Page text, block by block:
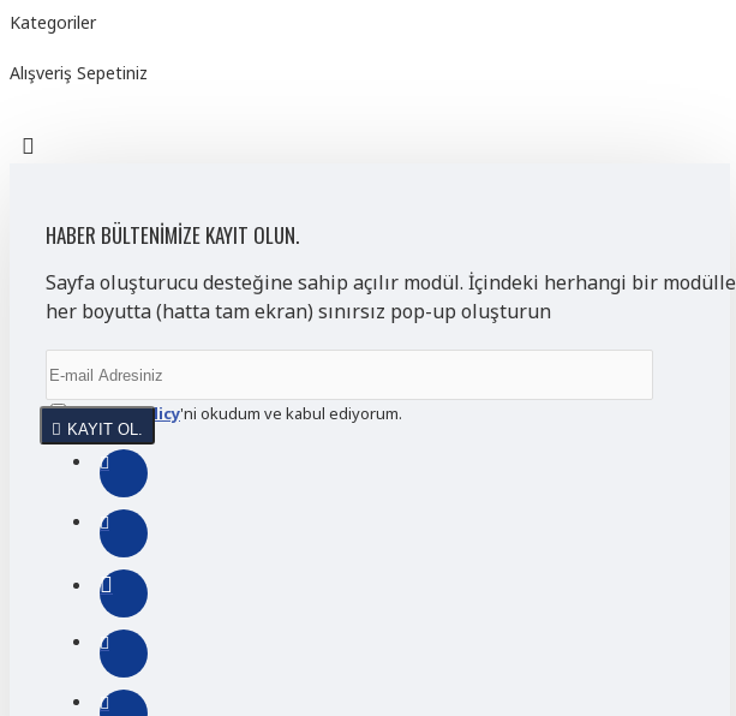
Kategoriler
Alışveriş Sepetiniz
HABER BÜLTENIMIZE KAYIT OLUN.
Sayfa oluşturucu desteğine sahip açılır modül. İçindeki herhangi bir modülle
her boyutta (hatta tam ekran) sınırsız pop-up oluşturun
KAYIT OL.
Privacy Policy'ni okudum ve kabul ediyorum.